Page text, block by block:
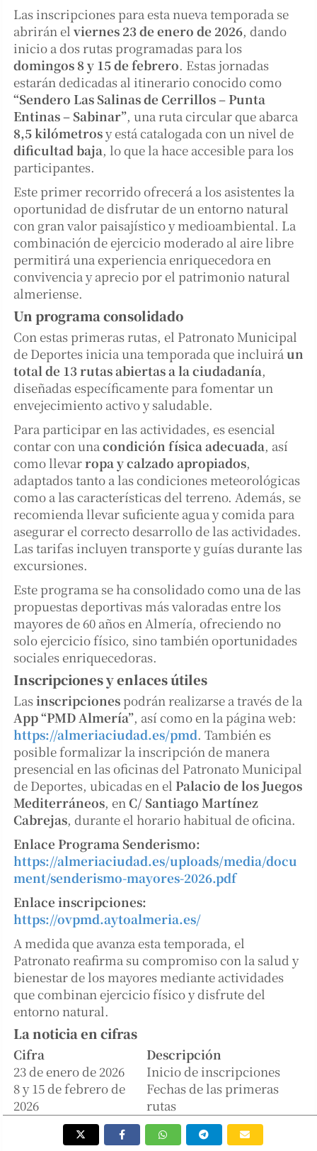
Las inscripciones para esta nueva temporada se
abrirán el viernes 23 de enero de 2026, dando
inicio a dos rutas programadas para los
domingos 8 y 15 de febrero. Estas jornadas
estarán dedicadas al itinerario conocido como
“Sendero Las Salinas de Cerrillos – Punta
Entinas – Sabinar”, una ruta circular que abarca
8,5 kilómetrosy está catalogada con un nivel de
dificultad baja, lo que la hace accesible para los
participantes.
Este primer recorrido ofrecerá a los asistentes la
oportunidad de disfrutar de un entorno natural
con gran valor paisajístico y medioambiental. La
combinación de ejercicio moderado al aire libre
permitirá una experiencia enriquecedora en
convivencia y aprecio por el patrimonio natural
almeriense.
Un programa consolidado
Con estas primeras rutas, el Patronato Municipal
de Deportes inicia una temporada que incluiráun
total de 13 rutas abiertas a la ciudadanía,
diseñadas específicamente para fomentar un
envejecimiento activo y saludable.
Para participar en las actividades, es esencial
contar con unacondición física adecuada, así
como llevarropa y calzado apropiados,
adaptados tanto a las condiciones meteorológicas
como a las características del terreno. Además, se
recomienda llevar suficiente agua y comida para
asegurar el correcto desarrollo de las actividades.
Las tarifas incluyen transporte y guías durante las
excursiones.
Este programa se ha consolidado como una de las
propuestas deportivas más valoradas entre los
mayores de 60 años en Almería, ofreciendo no
solo ejercicio físico, sino también oportunidades
sociales enriquecedoras.
Inscripciones y enlaces útiles
Lasinscripciones podrán realizarse a través de la
App “PMD Almería”, así como en la página web:
https://almeriaciudad.es/pmd. También es
posible formalizar la inscripción de manera
presencial en las oficinas del Patronato Municipal
de Deportes, ubicadas en el Palacio de los Juegos
Mediterráneos, enC/ Santiago Martínez
Cabrejas, durante el horario habitual de oficina.
Enlace Programa Senderismo:
https://almeriaciudad.es/uploads/media/docu
ment/senderismo-mayores-2026.pdf
Enlace inscripciones:
https://ovpmd.aytoalmeria.es/
A medida que avanza esta temporada, el
Patronato reafirma su compromiso con la salud y
bienestar de los mayores mediante actividades
que combinan ejercicio físico y disfrute del
entorno natural.
La noticia en cifras
Cifra
Descripción
23 de enero de 2026
Inicio de inscripciones
8 y 15 de febrero de
2026
Fechas de las primeras
rutas
Longitud del sendero
Número total de rutas